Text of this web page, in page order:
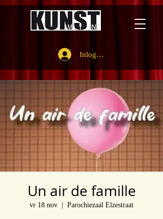
Inloggen
Un air de famille
vr 18 nov Parochiezaal Elzestraat